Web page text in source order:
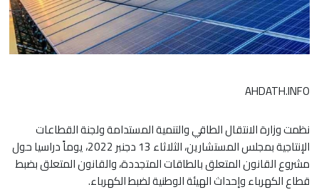
AHDATH.INFO
نظمت وزارة الانتقال الطاقي والتنمية المستدامة ولجنة القطاعات
الإنتاجية بمجلس المستشارين، الثلاثاء 13 دجنبر 2022، يوماً دراسيا حول
مشروع القانون المتعلق بالطاقات المتجددة، والقانون المتعلق بضبط
قطاع الكهرباء وإحداث الهيئة الوطنية لضبط الكهرباء.